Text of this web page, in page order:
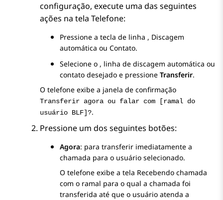
configuração, execute uma das seguintes
ações na tela Telefone:
Pressione a tecla de linha , Discagem
automática ou Contato.
Selecione o , linha de discagem automática ou
contato desejado e pressione Transferir.
O telefone exibe a janela de confirmação
Transferir agora ou falar com [ramal do
usuário BLF]?.
Pressione um dos seguintes botões:
Agora: para transferir imediatamente a
chamada para o usuário selecionado.
O telefone exibe a tela Recebendo chamada
com o ramal para o qual a chamada foi
transferida até que o usuário atenda a